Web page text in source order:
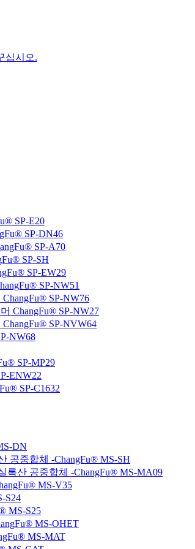
십시오.
SP-E20
SP-DN46
SP-A70
SP-SH
SP-EW29
SP-NW51
SP-NW76
ChangFu® SP-NW27
SP-NVW64
NW68
SP-MP29
ENW22
SP-C1632
DN
공중합체 -ChangFu® MS-SH
록산 공중합체 -ChangFu® MS-MA09
MS-V35
S24
MS-S25
MS-OHET
MS-MAT